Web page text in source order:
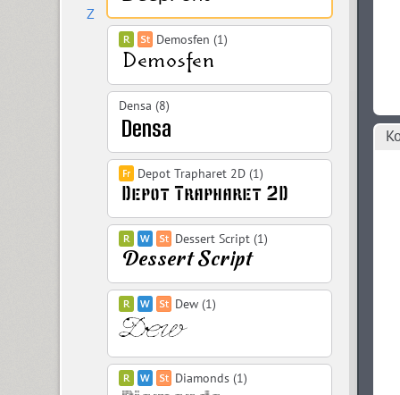
Z
Demosfen (1)
Densa (8)
Depot Trapharet 2D (1)
Dessert Script (1)
Dew (1)
Diamonds (1)